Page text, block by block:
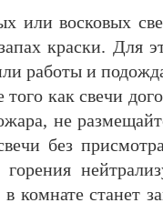
или восковых
краски. Для
работы и
как свечи
не
без
в комнате